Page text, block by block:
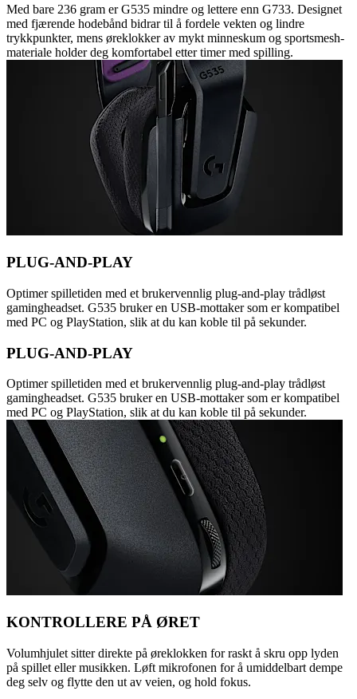
Med bare 236 gram er G535 mindre og lettere enn G733. Designet
med fjærende hodebånd bidrar til å fordele vekten og lindre
trykkpunkter, mens øreklokker av mykt minneskum og sportsmesh-
materiale holder deg komfortabel etter timer med spilling.
PLUG-AND-PLAY
Optimer spilletiden med et brukervennlig plug-and-play trådløst
gamingheadset. G535 bruker en USB-mottaker som er kompatibel
med PC og PlayStation, slik at du kan koble til på sekunder.
PLUG-AND-PLAY
Optimer spilletiden med et brukervennlig plug-and-play trådløst
gamingheadset. G535 bruker en USB-mottaker som er kompatibel
med PC og PlayStation, slik at du kan koble til på sekunder.
KONTROLLERE PÅ ØRET
Volumhjulet sitter direkte på øreklokken for raskt å skru opp lyden
på spillet eller musikken. Løft mikrofonen for å umiddelbart dempe
deg selv og flytte den ut av veien, og hold fokus.